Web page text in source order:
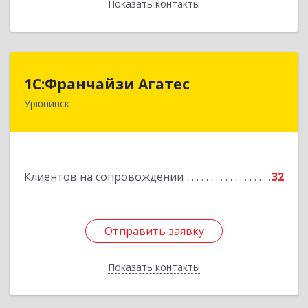
Показать контакты
Назад
1С:Франчайзи Агатес
Урюпинск
Клиентов на сопровождении 32
Отправить заявку
Показать контакты
403113, Волгоградская обл, Урюпинск г, Ленина
Отправить заявку
Назад